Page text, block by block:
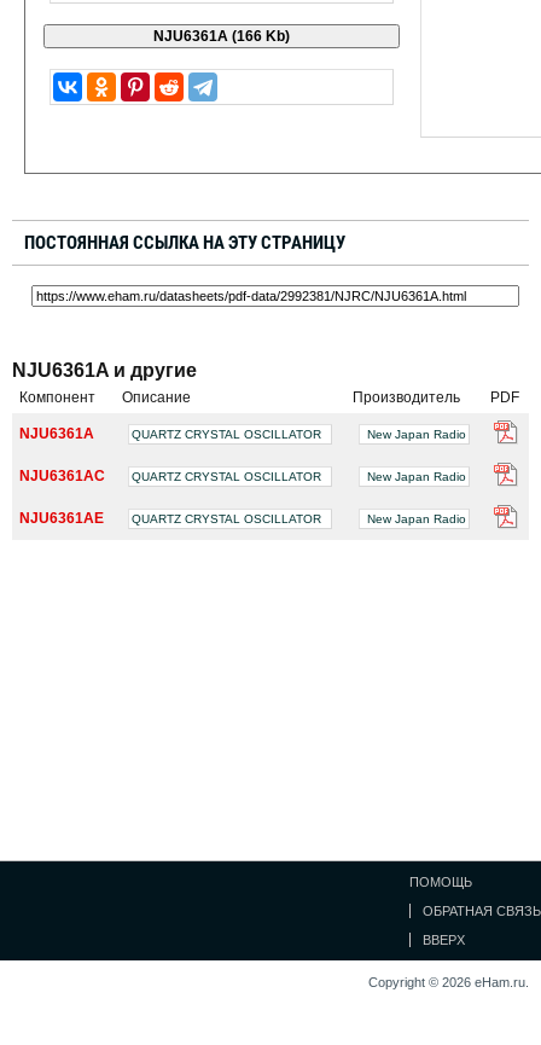
ПОСТОЯННАЯ ССЫЛКА НА ЭТУ СТРАНИЦУ
NJU6361A и другие
Компонент Описание Производитель PDF
NJU6361A QUARTZ CRYSTAL OSCILLATOR New Japan Radio
NJU6361AC QUARTZ CRYSTAL OSCILLATOR New Japan Radio
NJU6361AE QUARTZ CRYSTAL OSCILLATOR New Japan Radio
ПОМОЩЬ
ОБРАТНАЯ СВЯЗЬ
ВВЕРХ
Copyright © 2026 eHam.ru.